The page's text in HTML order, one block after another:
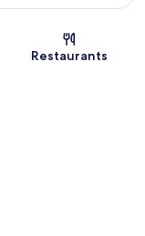
Restaurants